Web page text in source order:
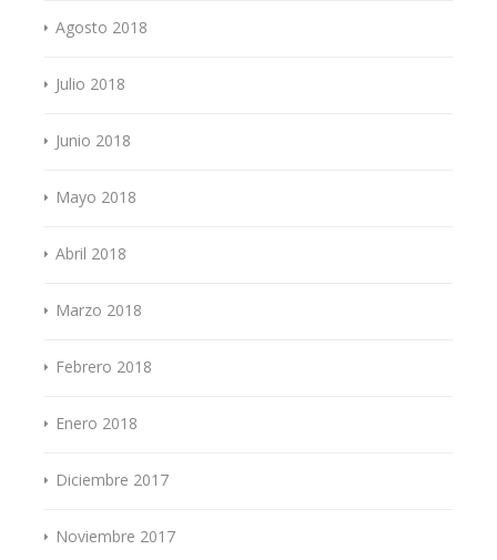
Agosto 2018
Julio 2018
Junio 2018
Mayo 2018
Abril 2018
Marzo 2018
Febrero 2018
Enero 2018
Diciembre 2017
Noviembre 2017